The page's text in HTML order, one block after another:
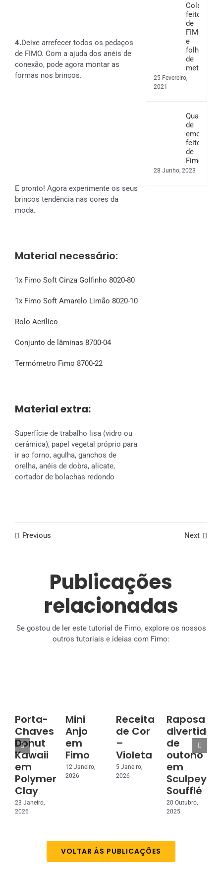
4.Deixe arrefecer todos os pedaços
de FIMO. Com a ajuda dos anéis de
conexão, pode agora montar as
formas nos brincos.
E pronto! Agora experimente os seus
brincos tendência nas cores da
moda.
Material necessário:
1x Fimo Soft Cinza Golfinho 8020-80
1x Fimo Soft Amarelo Limão 8020-10
Rolo Acrílico
Conjunto de lâminas 8700-04
Termómetro Fimo 8700-22
Material extra:
Superfície de trabalho lisa (vidro ou
cerâmica), papel vegetal próprio para
ir ao forno, agulha, ganchos de
orelha, anéis de dobra, alicate,
cortador de bolachas redondo
Colar
feito
de
FIMO
e
folha
de
metal
25 Fevereiro,
2021
Quadro
de
emoções
feito
de
Fimo
28 Junho, 2023
Previous Next
Publicações
relacionadas
Se gostou de ler este tutorial de Fimo, explore os nossos
outros tutoriais e ideias com Fimo:
Porta-
Chaves
Donut
Kawaii
em
Polymer
Clay
23 Janeiro,
2026
Mini
Anjo
em
Fimo
12 Janeiro,
2026
Receita
de Cor
–
Violeta
5 Janeiro,
2026
Raposa
divertida
de
outono
em
Sculpey
Soufflé
20 Outubro,
2025
VOLTAR ÀS PUBLICAÇÕES